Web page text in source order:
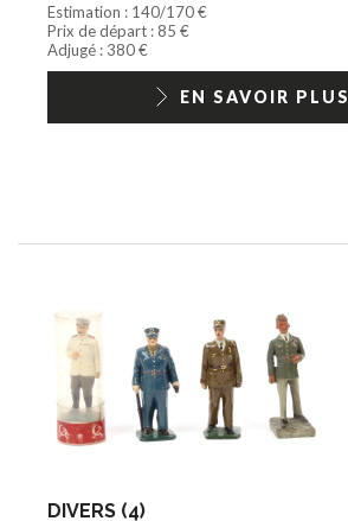
Estimation : 140/170 €
Prix de départ : 85 €
Adjugé : 380 €
EN SAVOIR PLUS
DIVERS (4)